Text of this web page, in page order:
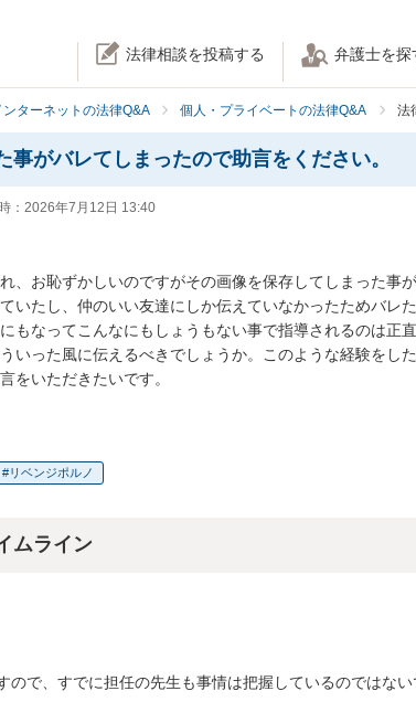
法律相談を投稿する 弁護士を探
ンターネットの法律Q&A 個人・プライベートの法律Q&A 法
事がバレてしまったので助言をください。
： 2026年7月12日 13:40
、お恥ずかしいのですがその画像を保存してしまった事
いたし、仲のいい友達にしか伝えていなかったためバレ
もなってこんなにもしょうもない事で指導されるのは正
いった風に伝えるべきでしょうか。このような経験をし
をいただきたいです。
リベンジポルノ
ムライン
ので、すでに担任の先生も事情は把握しているのではない